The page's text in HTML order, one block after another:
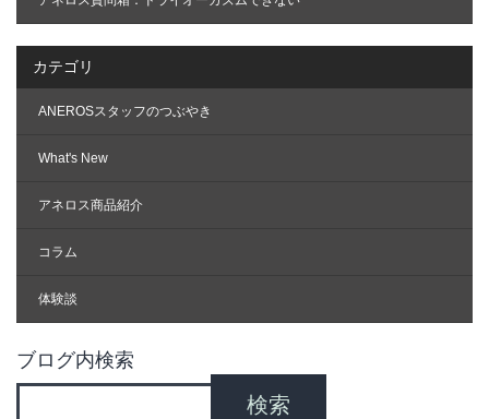
カテゴリ
ANEROSスタッフのつぶやき
What's New
アネロス商品紹介
コラム
体験談
ブログ内検索
検索